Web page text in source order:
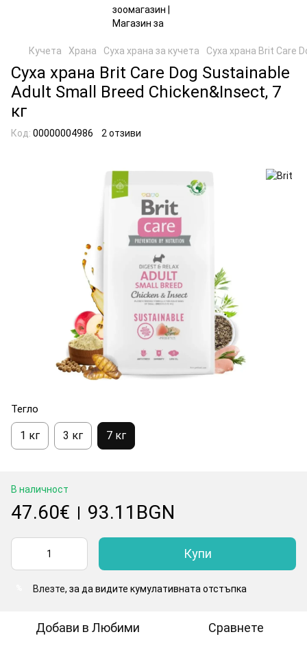
Кучета Храна Суха храна за кучета Суха храна Brit Care
Суха храна Brit Care Dog Sustainable
Adult Small Breed Chicken&Insect, 7
кг
Код: 00000004986 2 отзиви
Тегло
1 кг 3 кг 7 кг
В наличност
47.60€ | 93.11BGN
Купи
Влезте, за да видите кумулативната отстъпка
Добави в Любими Сравнете